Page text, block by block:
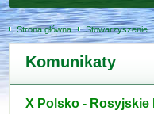
Strona główna Stowarzyszenie
Komunikaty
X Polsko -